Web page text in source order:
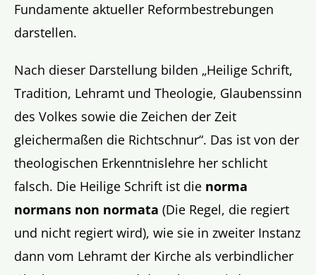
Fundamente aktueller Reformbestrebungen
darstellen.
Nach dieser Darstellung bilden „Heilige Schrift,
Tradition, Lehramt und Theologie, Glaubenssinn
des Volkes sowie die Zeichen der Zeit
gleichermaßen die Richtschnur“. Das ist von der
theologischen Erkenntnislehre her schlicht
falsch. Die Heilige Schrift ist die norma
normans non normata (Die Regel, die regiert
und nicht regiert wird), wie sie in zweiter Instanz
dann vom Lehramt der Kirche als verbindlicher